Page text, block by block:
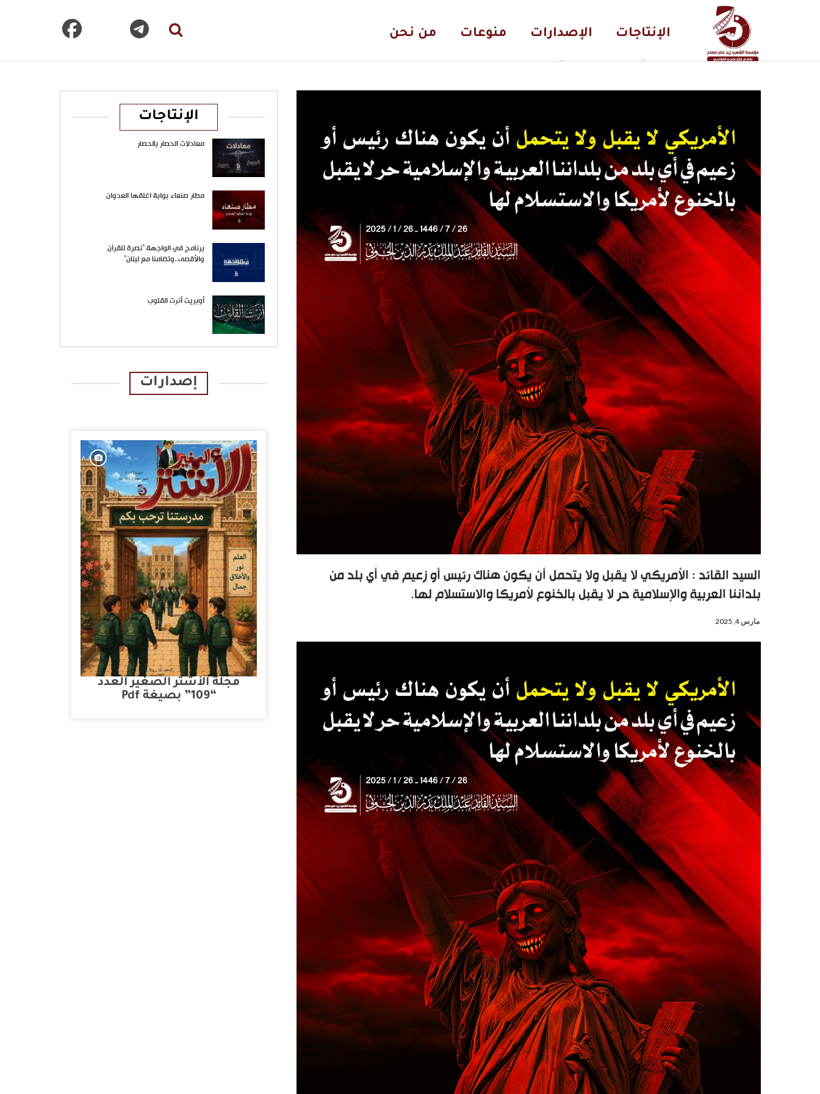
الإنتاجات الإصدارات منوعات من نحن
السيد القائد : الأمريكي لا يقبل ولا يتحمل أن يكون هناك رئيس أو زعيم في أي بلد من
بلداننا العربية والإسلامية حر لا يقبل بالخنوع لأمريكا والاستسلام لها.
مارس 4, 2025
الإنتاجات
معادلات الحصار بالحصار
مطار صنعاء بوابة اغلقها العدوان
برنامج في الواجهة “نصرة للقرآن
والأقصى..وتضامنا مع لبنان”
أوبريت أنرت القلوب
إصدارات
مجلة الأشتر الصغير العدد
“109” بصيغة Pdf